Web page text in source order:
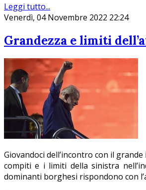
Leggi tutto...
Venerdì, 04 Novembre 2022 22:24
Grandezza e limiti
Giovandoci dell’incontro con il
compiti e i limiti della sinistra
dominanti borghesi rispondono con